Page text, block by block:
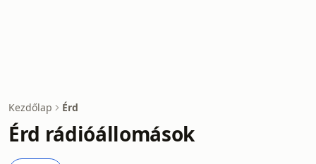
Kezdőlap Érd
Érd rádióállomások